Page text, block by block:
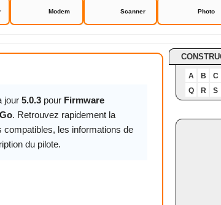
Modem Scanner Photo
3 120 Go
jour 5.0.3 pour Firmware
. Retrouvez rapidement la
les informations de
du pilote.
A B
C
Q
R S